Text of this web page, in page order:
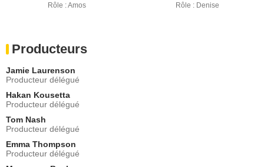
Rôle : Amos Rôle : Denise
Producteurs
Jamie Laurenson
Producteur délégué
Hakan Kousetta
Producteur délégué
Tom Nash
Producteur délégué
Emma Thompson
Producteur délégué